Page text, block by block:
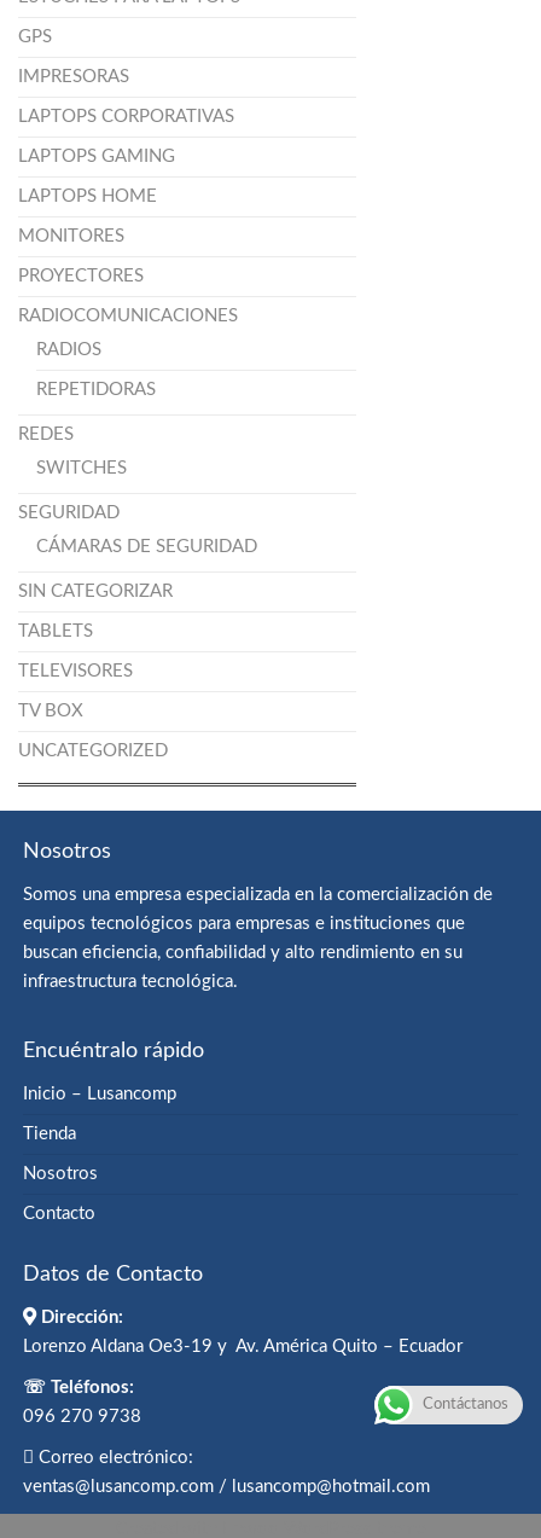
GPS
IMPRESORAS
LAPTOPS CORPORATIVAS
LAPTOPS GAMING
LAPTOPS HOME
MONITORES
PROYECTORES
RADIOCOMUNICACIONES
RADIOS
REPETIDORAS
REDES
SWITCHES
SEGURIDAD
CÁMARAS DE SEGURIDAD
SIN CATEGORIZAR
TABLETS
TELEVISORES
TV BOX
UNCATEGORIZED
Nosotros
Somos una empresa especializada en la comercialización de
equipos tecnológicos para empresas e instituciones que
buscan eficiencia, confiabilidad y alto rendimiento en su
infraestructura tecnológica.
Encuéntralo rápido
Inicio – Lusancomp
Tienda
Nosotros
Contacto
Datos de Contacto
Dirección:
Lorenzo Aldana Oe3-19 y Av. América Quito – Ecuador
☏ Teléfonos:
096 270 9738
Correo electrónico:
ventas@lusancomp.com / lusancomp@hotmail.com
Contáctanos